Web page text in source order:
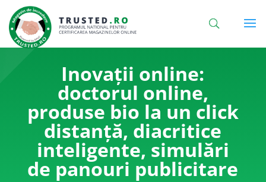
Inovații online:
doctorul online,
produse bio la un click
distanță, diacritice
inteligente, simulări
de panouri publicitare